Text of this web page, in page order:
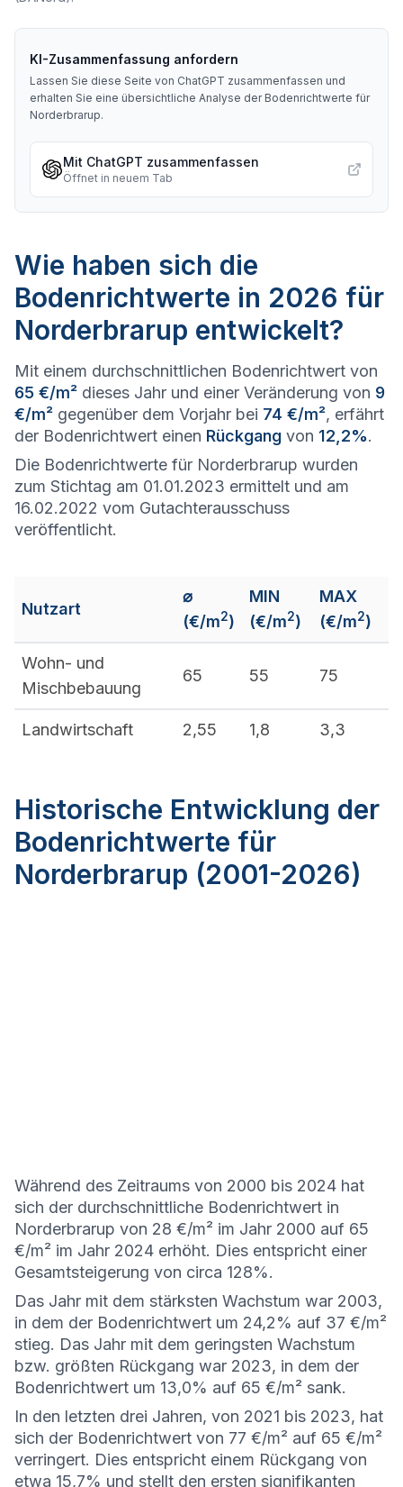
KI-Zusammenfassung anfordern
Lassen Sie diese Seite von ChatGPT zusammenfassen und
erhalten Sie eine übersichtliche Analyse der Bodenrichtwerte für
Norderbrarup.
Mit ChatGPT zusammenfassen
Öffnet in neuem Tab
Wie haben sich die
Bodenrichtwerte in 2026 für
Norderbrarup entwickelt?
Mit einem durchschnittlichen Bodenrichtwert von
65 €/m² dieses Jahr und einer Veränderung von 9
€/m² gegenüber dem Vorjahr bei 74 €/m², erfährt
der Bodenrichtwert einen Rückgang von 12,2%.
Die Bodenrichtwerte für Norderbrarup wurden
zum Stichtag am 01.01.2023 ermittelt und am
16.02.2022 vom Gutachterausschuss
veröffentlicht.
Nutzart
⌀
(€/m2)
MIN
(€/m2)
MAX
(€/m2)
Wohn- und
Mischbebauung
65 55 75
Landwirtschaft 2,55 1,8 3,3
Historische Entwicklung der
Bodenrichtwerte für
Norderbrarup (2001-2026)
Während des Zeitraums von 2000 bis 2024 hat
sich der durchschnittliche Bodenrichtwert in
Norderbrarup von 28 €/m² im Jahr 2000 auf 65
€/m² im Jahr 2024 erhöht. Dies entspricht einer
Gesamtsteigerung von circa 128%.
Das Jahr mit dem stärksten Wachstum war 2003,
in dem der Bodenrichtwert um 24,2% auf 37 €/m²
stieg. Das Jahr mit dem geringsten Wachstum
bzw. größten Rückgang war 2023, in dem der
Bodenrichtwert um 13,0% auf 65 €/m² sank.
In den letzten drei Jahren, von 2021 bis 2023, hat
sich der Bodenrichtwert von 77 €/m² auf 65 €/m²
verringert. Dies entspricht einem Rückgang von
etwa 15,7% und stellt den ersten signifikanten